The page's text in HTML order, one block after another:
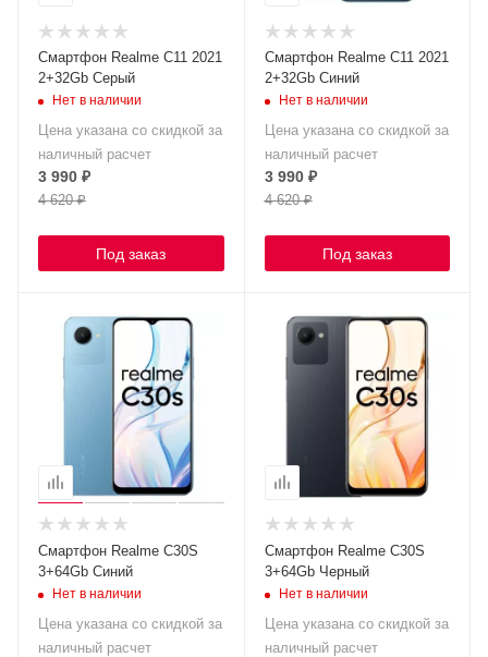
Смартфон Realme C11 2021
2+32Gb Серый
Нет в наличии
Цена указана со скидкой за
наличный расчет
3 990 ₽
4 620₽
Под заказ
Смартфон Realme C11 2021
2+32Gb Синий
Нет в наличии
Цена указана со скидкой за
наличный расчет
3 990₽
4 620₽
Под заказ
Смартфон Realme C30S
3+64Gb Синий
Нет в наличии
Цена указана со скидкой за
наличный расчет
Смартфон Realme C30S
3+64Gb Черный
Нет в наличии
Цена указана со скидкой за
наличный расчет